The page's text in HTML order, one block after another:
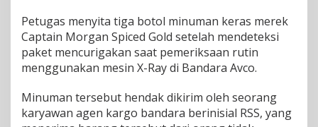
n
d
u
p
d
Petugas menyita tiga botol minuman keras merek
Captain Morgan Spiced Gold setelah mendeteksi
paket mencurigakan saat pemeriksaan rutin
menggunakan mesin X-Ray di Bandara Avco.
Minuman tersebut hendak dikirim oleh seorang
karyawan agen kargo bandara berinisial RSS, yang